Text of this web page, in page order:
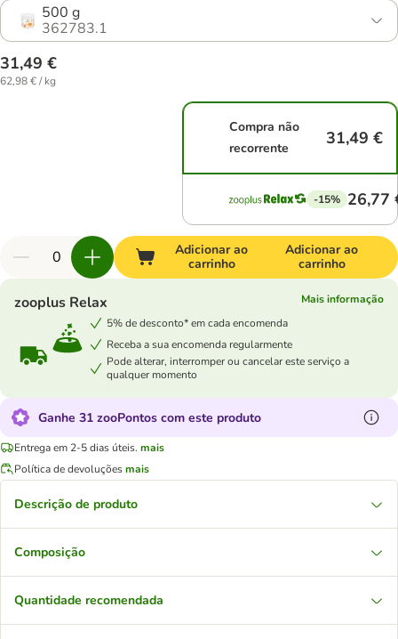
500 g
362783.1
31,49 €
62,98 € / kg
Compra não
recorrente
31,49 €
-15% 26,77
Adicionar ao
carrinho
Adicionar ao
carrinho
zooplus Relax
Mais informação
5% de desconto* em cada encomenda
Receba a sua encomenda regularmente
Pode alterar, interromper ou cancelar este serviço a
qualquer momento
Ganhe 31 zooPontos com este produto
Entrega em 2-5 dias úteis. mais
Política de devoluçõesmais
Descrição de produto
Composição
Quantidade recomendada